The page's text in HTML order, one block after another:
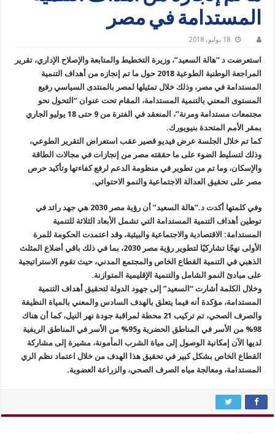
المستدامة في مصر
18 يوليو، 2018
استعرضت د “هالة السعيد”، وزيرة التخطيط والمتابعة والإصلاح الإداري، تقرير
المراجعة الوطنية الطوعية 2018 حول ما تم إنجازه من أهداف التنمية
المستدامة في مصر، وذلك خلال تمثيلها لمصر بالمنتدى السياسي رفيع
المستوى المعني بالتنمية المستدامة، المقام تحت عنوان “التحول نحو
مجتمعات مستدامة ومرنة”، المنعقد في الفترة من 9 حتى 18 يوليو الجاري
بمقر الأمم المتحدة بنيويورك.
كما تم خلال الجلسة عرض فيديو قصير عقب استعراض التقرير الطوعي،
وذلك لتسليط الضوء على ما حققته مصر من إنجازات في مجالات الطاقة
والإسكان، وما تم من تطوير في منظومة الدعم لرفع كفاءتها وتأكيد حرص
مصر على تحقيق العدالة الاجتماعية والنمو الاحتوائي.
وفي كلمتها أكدت د.”هالة السعيد” أن رؤية مصر 2030 هي جهد رائد في
توطين أهداف التنمية المستدامة التي تشمل الأبعاد الثلاثة للتنمية
المستدامة: الاقتصادية والاجتماعية والبيئية، وقد اعتمدت الحكومة للمرة
الأولى نهجًا تشاركيًا لتطوير رؤية مصر 2030، بما في ذلك باقي أضلاع المثلث
الذهبي في التنمية القطاع الخاص والمجتمع المدني، حيث تقوم الاستراتيجية
على مبادئ النمو الشامل والتنمية الإقليمية المتوازنة.
وخلال الكلمة أشارت “السعيد” إلى جهود الدولة لتحقيق أهداف التنمية
المستدامة، مؤكدة أنه فيما يتعلق بالهدف السادس والمعني بالمياة النظيفة
والصرف الصحي، تم تركيب 21 محطة لمراقبة جودة نهر النيل، كما أن هناك
98% من الأسر في المناطق الحضرية و95% من الأسر في المناطق الريفية
لديها الآن إمكانية الوصول إلى مياة الشرب المأمونة، مشيرة إلى مشاركة
القطاع الخاص بشكل كبير في تحقيق هذا الهدف من خلال اعتماد نظم الري
المستدامة، ومعالجة مياه الصرف الصحي، والزراعة العضوية.